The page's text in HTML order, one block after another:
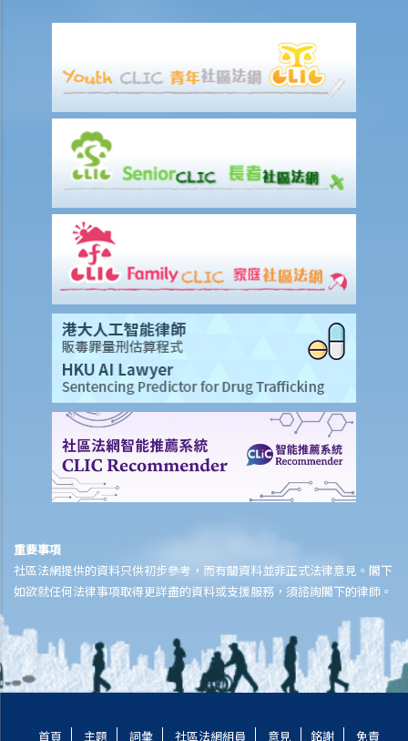
我的配偶在工作時因意外而死亡，我或我的家人可獲哪些賠償？
我在工作時因遇到意外而受傷及導致傷殘，我或我的家人可獲哪些賠
除上述的賠償外，我可否就工傷而獲得其他賠償（例如醫藥費）？
工傷或有關意外之報告
僱主向勞工處報告與工作有關的意外之時限是多久？
僱員可否向勞工處報告與工作有關的意外？
其他有關工傷的事項
如何安排支付工傷賠償？
若然我不能與僱主和平地解決工傷賠償問題，將案件呈交法院的時限是
若然我對條例所給予的補償感到不滿，或者我認為僱主忽略了應有的安
全措施，我可否進一步提出申索？
人壽保險
受保人已失蹤了數年，其保單受益人可否向保險公司索取死亡賠償？
在處理索償時，保險公司會否接受中醫發出的醫療報告 / 醫生紙？
如果我的保單已經失效，但我重新繳交保費以嘗試令保單「復效」。我
我為同一項目（如住院或家居意外）購買了數份保險。我可否從所有保
單索取全數保額，或只可索取實際開支或損失？人壽保險的死亡賠償會
否有不同規定？
在處理索償時，保險公司會否接受中醫發出的醫療報告 / 醫生紙？
我為同一項目（如住院或家居意外）購買了數份保險。我可否從所有保
單索取全數保額，或只可索取實際開支或損失？
意外或個人傷亡保險
重要事項
社區法網提供的資料只供初步參考，而有關資料並非正式法律意見。閣下
如欲就任何法律事項取得更詳盡的資料或支援服務，須諮詢閣下的律師。
首頁 主題 詞彙 社區法網組員 意見 銘謝 免責